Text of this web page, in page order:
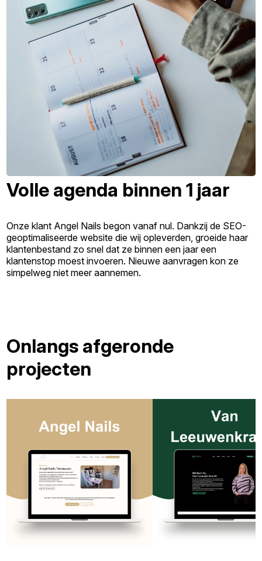
Volle agenda binnen 1 jaar
Onze klant Angel Nails begon vanaf nul. Dankzij de SEO-
geoptimaliseerde website die wij opleverden, groeide haar
klantenbestand zo snel dat ze binnen een jaar een
klantenstop moest invoeren. Nieuwe aanvragen kon ze
simpelweg niet meer aannemen.
Onlangs afgeronde
projecten